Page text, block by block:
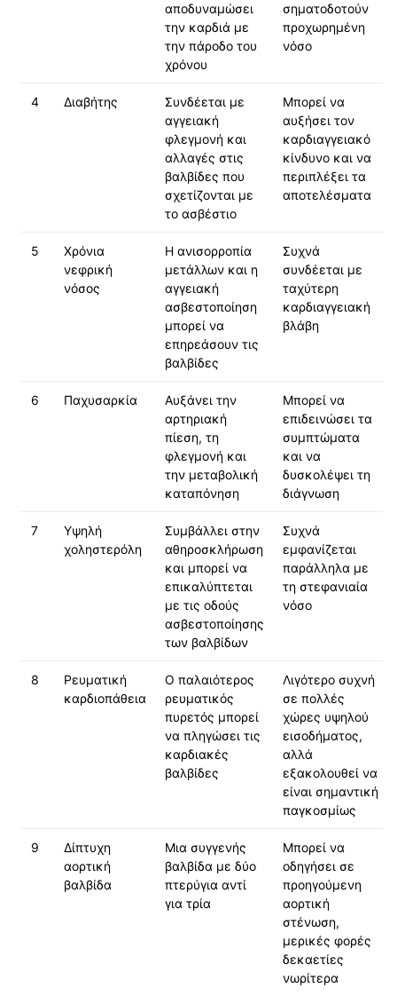
αποδυναμώσει
την καρδιά με
την πάροδο του
χρόνου
σηματοδοτούν
προχωρημένη
νόσο
4 Διαβήτης
Συνδέεται με
αγγειακή
φλεγμονή και
αλλαγές στις
βαλβίδες που
σχετίζονται με
το ασβέστιο
Μπορεί να
αυξήσει τον
καρδιαγγειακό
κίνδυνο και να
περιπλέξει τα
αποτελέσματα
5
Χρόνια
νεφρική
νόσος
Η ανισορροπία
μετάλλων και η
αγγειακή
ασβεστοποίηση
μπορεί να
επηρεάσουν τις
βαλβίδες
Συχνά
συνδέεται με
ταχύτερη
καρδιαγγειακή
βλάβη
6 Παχυσαρκία
Αυξάνει την
αρτηριακή
πίεση, τη
φλεγμονή και
την μεταβολική
καταπόνηση
Μπορεί να
επιδεινώσει τα
συμπτώματα
και να
δυσκολέψει τη
διάγνωση
7
Υψηλή
χοληστερόλη
Συμβάλλει στην
αθηροσκλήρωση
και μπορεί να
επικαλύπτεται
με τις οδούς
ασβεστοποίησης
των βαλβίδων
Συχνά
εμφανίζεται
παράλληλα με
τη στεφανιαία
νόσο
8
Ρευματική
καρδιοπάθεια
Ο παλαιότερος
ρευματικός
πυρετός μπορεί
να πληγώσει τις
καρδιακές
βαλβίδες
Λιγότερο συχνή
σε πολλές
χώρες υψηλού
εισοδήματος,
αλλά
εξακολουθεί να
είναι σημαντική
παγκοσμίως
9
Δίπτυχη
αορτική
βαλβίδα
Μια συγγενής
βαλβίδα με δύο
πτερύγια αντί
για τρία
Μπορεί να
οδηγήσει σε
προηγούμενη
αορτική
στένωση,
μερικές φορές
δεκαετίες
νωρίτερα